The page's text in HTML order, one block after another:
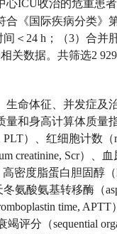
心ICU收治的危重患者
《国际疾病分类》
＜24 h；（3）合并
数据。共筛选2
命体征、并发症及
和身高计算体质量
）、红细胞计数
creatinine, Scr）、
密度脂蛋白胆固醇
氨酸氨基转移酶（
time,
评分（sequential